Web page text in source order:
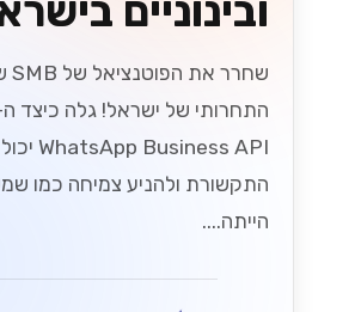
Lynxbe Team
קרא עוד
וואטסאפ